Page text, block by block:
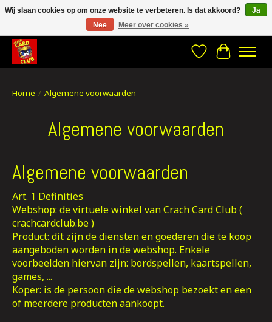
CRACH CARD CLUB , The best place to Geek out!
Verlanglijst
Home / Algemene voorwaarden
Algemene voorwaarden
Algemene voorwaarden
Art. 1 Definities
Webshop: de virtuele winkel van Crach Card Club (
crachcardclub.be )
Product: dit zijn de diensten en goederen die te koop
aangeboden worden in de webshop. Enkele
voorbeelden hiervan zijn: bordspellen, kaartspellen,
games, ...
Koper: is de persoon die de webshop bezoekt en een
of meerdere producten aankoopt.
Wij slaan cookies op om onze website te verbeteren. Is dat akkoord?
Ja
Nee
Meer over cookies »